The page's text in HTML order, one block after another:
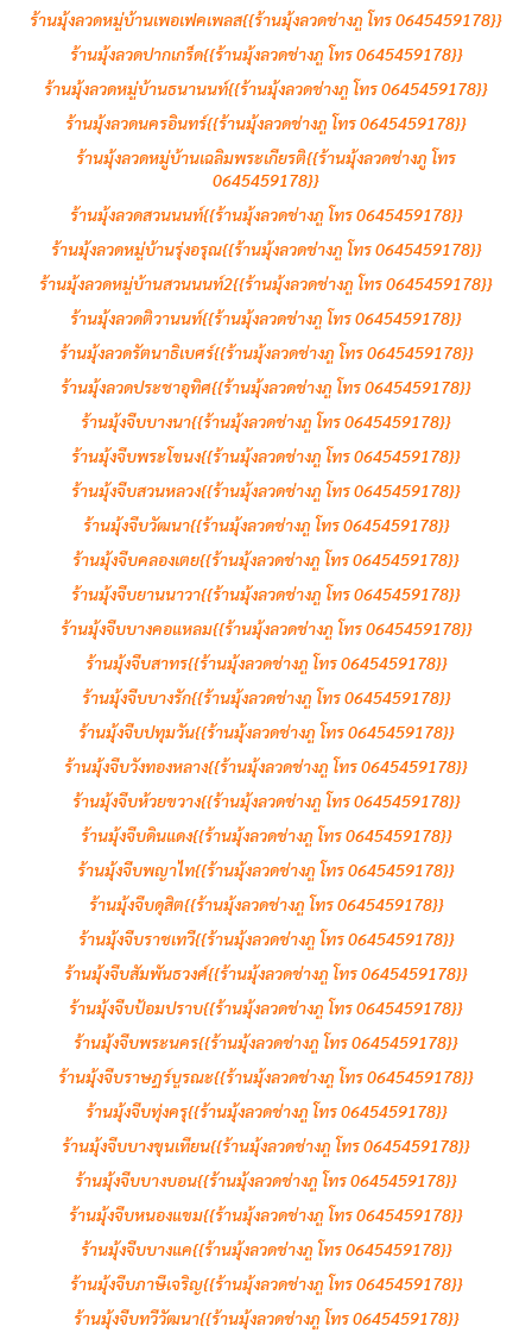
ร้านมุ้งลวดหมู่บ้านเพอเฟคเพลส{{ร้านมุ้งลวดช่างภู โทร 0645459178}}
ร้านมุ้งลวดปากเกร็ด{{ร้านมุ้งลวดช่างภู โทร 0645459178}}
ร้านมุ้งลวดหมู่บ้านธนานนท์{{ร้านมุ้งลวดช่างภู โทร 0645459178}}
ร้านมุ้งลวดนครอินทร์{{ร้านมุ้งลวดช่างภู โทร 0645459178}}
ร้านมุ้งลวดหมู่บ้านเฉลิมพระเกียรติ{{ร้านมุ้งลวดช่างภู โทร
0645459178}}
ร้านมุ้งลวดสวนนนท์{{ร้านมุ้งลวดช่างภู โทร 0645459178}}
ร้านมุ้งลวดหมู่บ้านรุ่งอรุณ{{ร้านมุ้งลวดช่างภู โทร 0645459178}}
ร้านมุ้งลวดหมู่บ้านสวนนนท์2{{ร้านมุ้งลวดช่างภู โทร 0645459178}}
ร้านมุ้งลวดติวานนท์{{ร้านมุ้งลวดช่างภู โทร 0645459178}}
ร้านมุ้งลวดรัตนาธิเบศร์{{ร้านมุ้งลวดช่างภู โทร 0645459178}}
ร้านมุ้งลวดประชาอุทิศ{{ร้านมุ้งลวดช่างภู โทร 0645459178}}
ร้านมุ้งจีบบางนา{{ร้านมุ้งลวดช่างภู โทร 0645459178}}
ร้านมุ้งจีบพระโขนง{{ร้านมุ้งลวดช่างภู โทร 0645459178}}
ร้านมุ้งจีบสวนหลวง{{ร้านมุ้งลวดช่างภู โทร 0645459178}}
ร้านมุ้งจีบวัฒนา{{ร้านมุ้งลวดช่างภู โทร 0645459178}}
ร้านมุ้งจีบคลองเตย{{ร้านมุ้งลวดช่างภู โทร 0645459178}}
ร้านมุ้งจีบยานนาวา{{ร้านมุ้งลวดช่างภู โทร 0645459178}}
ร้านมุ้งจีบบางคอแหลม{{ร้านมุ้งลวดช่างภู โทร 0645459178}}
ร้านมุ้งจีบสาทร{{ร้านมุ้งลวดช่างภู โทร 0645459178}}
ร้านมุ้งจีบบางรัก{{ร้านมุ้งลวดช่างภู โทร 0645459178}}
ร้านมุ้งจีบปทุมวัน{{ร้านมุ้งลวดช่างภู โทร 0645459178}}
ร้านมุ้งจีบวังทองหลาง{{ร้านมุ้งลวดช่างภู โทร 0645459178}}
ร้านมุ้งจีบห้วยขวาง{{ร้านมุ้งลวดช่างภู โทร 0645459178}}
ร้านมุ้งจีบดินแดง{{ร้านมุ้งลวดช่างภู โทร 0645459178}}
ร้านมุ้งจีบพญาไท{{ร้านมุ้งลวดช่างภู โทร 0645459178}}
ร้านมุ้งจีบดุสิต{{ร้านมุ้งลวดช่างภู โทร 0645459178}}
ร้านมุ้งจีบราชเทวี{{ร้านมุ้งลวดช่างภู โทร 0645459178}}
ร้านมุ้งจีบสัมพันธวงศ์{{ร้านมุ้งลวดช่างภู โทร 0645459178}}
ร้านมุ้งจีบป้อมปราบ{{ร้านมุ้งลวดช่างภู โทร 0645459178}}
ร้านมุ้งจีบพระนคร{{ร้านมุ้งลวดช่างภู โทร 0645459178}}
ร้านมุ้งจีบราษฎร์บูรณะ{{ร้านมุ้งลวดช่างภู โทร 0645459178}}
ร้านมุ้งจีบทุ่งครุ{{ร้านมุ้งลวดช่างภู โทร 0645459178}}
ร้านมุ้งจีบบางขุนเทียน{{ร้านมุ้งลวดช่างภู โทร 0645459178}}
ร้านมุ้งจีบบางบอน{{ร้านมุ้งลวดช่างภู โทร 0645459178}}
ร้านมุ้งจีบหนองแขม{{ร้านมุ้งลวดช่างภู โทร 0645459178}}
ร้านมุ้งจีบบางแค{{ร้านมุ้งลวดช่างภู โทร 0645459178}}
ร้านมุ้งจีบภาษีเจริญ{{ร้านมุ้งลวดช่างภู โทร 0645459178}}
ร้านมุ้งจีบทวีวัฒนา{{ร้านมุ้งลวดช่างภู โทร 0645459178}}